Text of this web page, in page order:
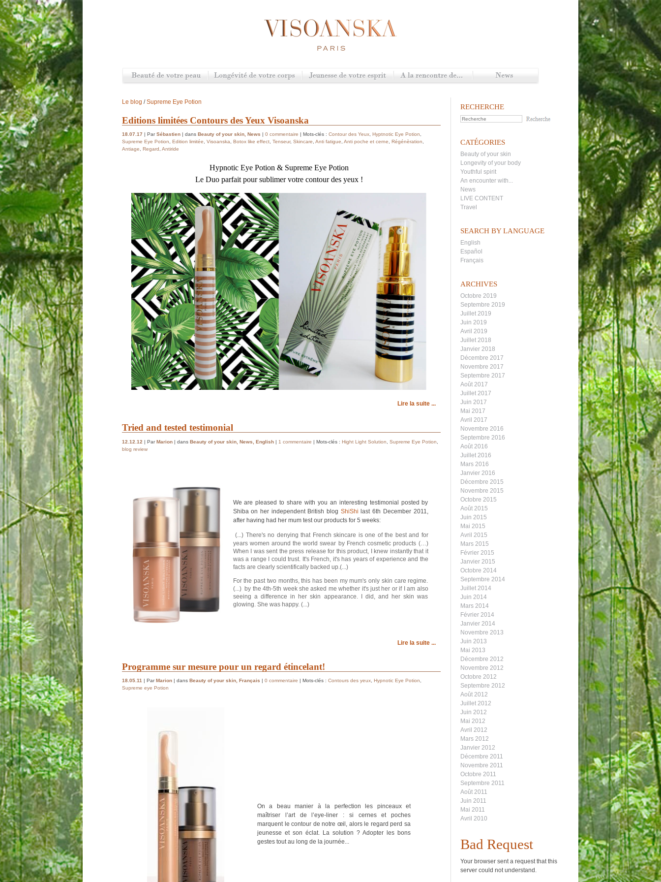
RECHERCHE
CATÉGORIES
Beauty of your skin
Longevity of your body
Youthful spirit
An encounter with...
News
LIVE CONTENT
Travel
SEARCH BY LANGUAGE
English
Español
Français
ARCHIVES
Octobre 2019
Septembre 2019
Juillet 2019
Juin 2019
Avril 2019
Juillet 2018
Janvier 2018
Décembre 2017
Novembre 2017
Septembre 2017
Août 2017
Juillet 2017
Juin 2017
Mai 2017
Avril 2017
Novembre 2016
Septembre 2016
Août 2016
Juillet 2016
Mars 2016
Janvier 2016
Décembre 2015
Novembre 2015
Octobre 2015
Août 2015
Juin 2015
Mai 2015
Avril 2015
Mars 2015
Février 2015
Janvier 2015
Octobre 2014
Septembre 2014
Juillet 2014
Juin 2014
Mars 2014
Février 2014
Janvier 2014
Novembre 2013
Juin 2013
Mai 2013
Décembre 2012
Novembre 2012
Octobre 2012
Septembre 2012
Août 2012
Juillet 2012
Juin 2012
Mai 2012
Avril 2012
Mars 2012
Janvier 2012
Décembre 2011
Novembre 2011
Octobre 2011
Septembre 2011
Août 2011
Juin 2011
Mai 2011
Avril 2010
Bad Request
Your browser sent a request that this
server could not understand.
Le blog /Supreme Eye Potion
Editions limitées Contours des Yeux Visoanska
18.07.17 | ParSébastien | dans Beauty of your skin, News | 0 commentaire | Mots-clés : Contour des Yeux, Hyptnotic Eye Potion,
Supreme Eye Potion, Edition limitée, Visoanska, Botox like effect, Tenseur, Skincare, Anti fatigue, Anti poche et cerne, Régénèration,
Antiage, Regard, Antiride
Hypnotic Eye Potion & Supreme Eye Potion
Le Duo parfait pour sublimer votre contour des yeux !
Lire la suite ...
Tried and tested testimonial
12.12.12 | ParMarion | dans Beauty of your skin News English | 1 commentaire | Mots-clés : Hight Light Solution Supreme Eye Potion
blog review
We are pleased to share with you an interesting testimonial posted by
Shiba on her independent British blog ShiShi last 6th December 2011,
after having had her mum test our products for 5 weeks:
(...) There's no denying that French skincare is one of the best and for
years women around the world swear by French cosmetic products (…)
When I was sent the press release for this product, I knew instantly that it
was a range I could trust. It's French, it's has years of experience and the
facts are clearly scientifically backed up.(...)
For the past two months, this has been my mum's only skin care regime.
(...) by the 4th-5th week she asked me whether it's just her or if I am also
seeing a difference in her skin appearance. I did, and her skin was
glowing. She was happy. (...)
Lire la suite ...
Programme sur mesure pour un regard étincelant!
18.05.11 | ParMarion | dans Beauty of your skin Français | 0 commentaire | Mots-clés : Contours des yeux Hypnotic Eye Potion
Supreme eye Potion
On a beau manier à la perfection les pinceaux et
maîtriser l’art de l’eye-liner : si cernes et poches
marquent le contour de notre œil, alors le regard perd sa
jeunesse et son éclat. La solution ? Adopter les bons
gestes tout au long de la journée...